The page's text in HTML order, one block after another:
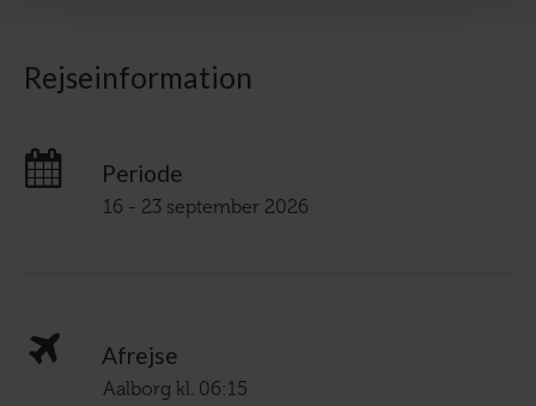
Rejseinformation
Periode
16 - 23 september 2026
Afrejse
Aalborg kl. 06:15